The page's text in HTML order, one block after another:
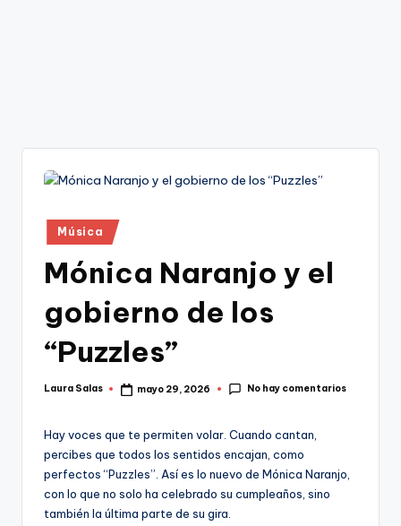
Publicado
en
Música
Mónica Naranjo y el
gobierno de los
“Puzzles”
Publicado
Laura Salas mayo 29, 2026 No hay comentarios
Hay voces que te permiten volar. Cuando cantan,
percibes que todos los sentidos encajan, como
perfectos “Puzzles”. Así es lo nuevo de Mónica Naranjo,
con lo que no solo ha celebrado su cumpleaños, sino
también la última parte de su gira.